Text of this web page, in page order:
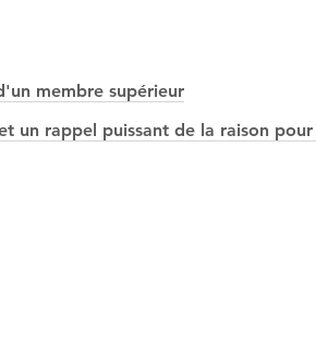
membre supérieur
un rappel puissant de la raison